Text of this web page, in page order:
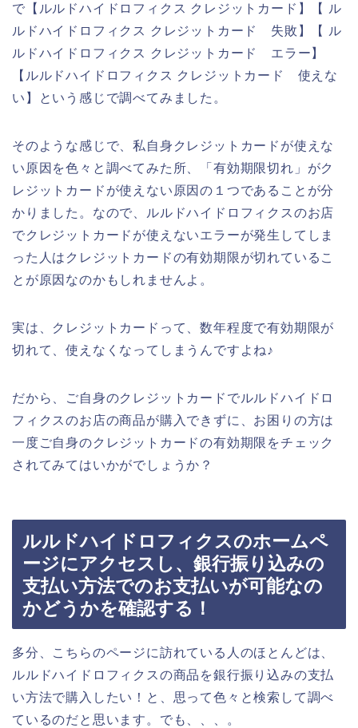
で【ルルドハイドロフィクス クレジットカード】【 ル
ルドハイドロフィクス クレジットカード 失敗】【 ル
ルドハイドロフィクス クレジットカード エラー】
【ルルドハイドロフィクス クレジットカード 使えな
い】という感じで調べてみました。
そのような感じで、私自身クレジットカードが使えな
い原因を色々と調べてみた所、「有効期限切れ」がク
レジットカードが使えない原因の１つであることが分
かりました。なので、ルルドハイドロフィクスのお店
でクレジットカードが使えないエラーが発生してしま
った人はクレジットカードの有効期限が切れているこ
とが原因なのかもしれませんよ。
実は、クレジットカードって、数年程度で有効期限が
切れて、使えなくなってしまうんですよね♪
だから、ご自身のクレジットカードでルルドハイドロ
フィクスのお店の商品が購入できずに、お困りの方は
一度ご自身のクレジットカードの有効期限をチェック
されてみてはいかがでしょうか？
ルルドハイドロフィクスのホームペ
ージにアクセスし、銀行振り込みの
支払い方法でのお支払いが可能なの
かどうかを確認する！
多分、こちらのページに訪れている人のほとんどは、
ルルドハイドロフィクスの商品を銀行振り込みの支払
い方法で購入したい！と、思って色々と検索して調べ
ているのだと思います。でも、、、。